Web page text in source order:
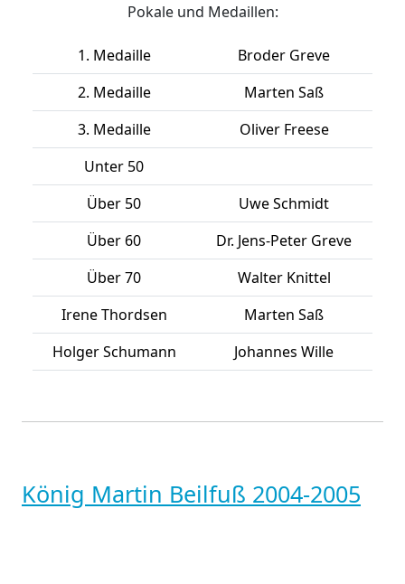
Pokale und Medaillen:
1. Medaille
Broder Greve
2. Medaille
Marten Saß
3. Medaille
Oliver Freese
Unter 50
Über 50
Uwe Schmidt
Über 60
Dr. Jens-Peter Greve
Über 70
Walter Knittel
Irene Thordsen
Marten Saß
Holger Schumann
Johannes Wille
König Martin Beilfuß 2004-2005